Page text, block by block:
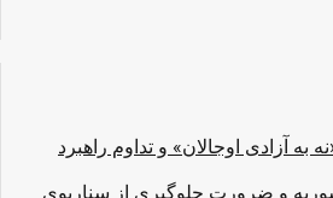
به آزادی اوجالان» و تداوم راهبرد
سوریه و ضرورت جلوگیری از سناریوی